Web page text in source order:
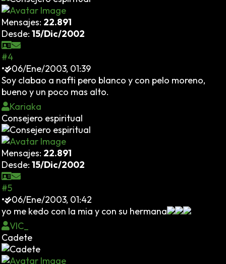
Mensajes: 22.891
Desde: 15/Dic/2002
#4
•
06/Ene/2003, 01:39
Soy clabao a nafti pero blanco y con pelo moreno,
bueno y un poco mas alto.
Kariaka
Consejero espiritual
Mensajes: 22.891
Desde: 15/Dic/2002
#5
•
06/Ene/2003, 01:42
yo me kedo con la mia y con su hermana
VIC_
Cadete